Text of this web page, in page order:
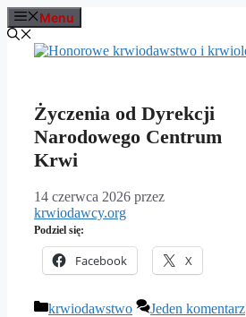
Przejdź
do
treści
Menu
Życzenia od Dyrekcji
Narodowego Centrum
Krwi
14 czerwca 2026 przez
krwiodawcy.org
Podziel się:
Facebook X
Kategorie
krwiodawstwo Jeden komentarz